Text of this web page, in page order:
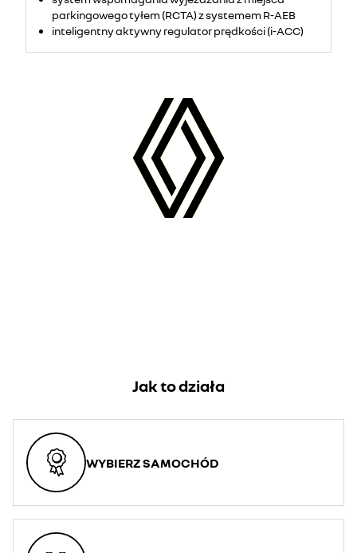
parkingowego tyłem (RCTA) z systemem R-AEB
inteligentny aktywny regulator prędkości (i-ACC)
Jak to działa
WYBIERZ SAMOCHÓD